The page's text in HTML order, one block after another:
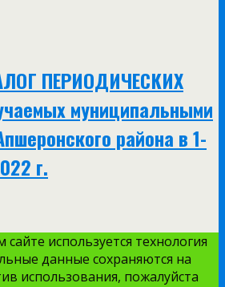
ПЕРИОДИЧЕСКИХ
муниципальными
района в 1-
г.
используется технология
данные сохраняются на
использования, пожалуйста